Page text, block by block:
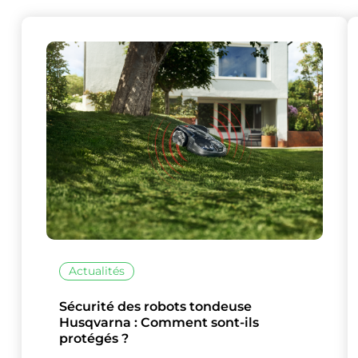
Ce site
Actualités
Sécurité des robots tondeuse
Husqvarna : Comment sont-ils
protégés ?